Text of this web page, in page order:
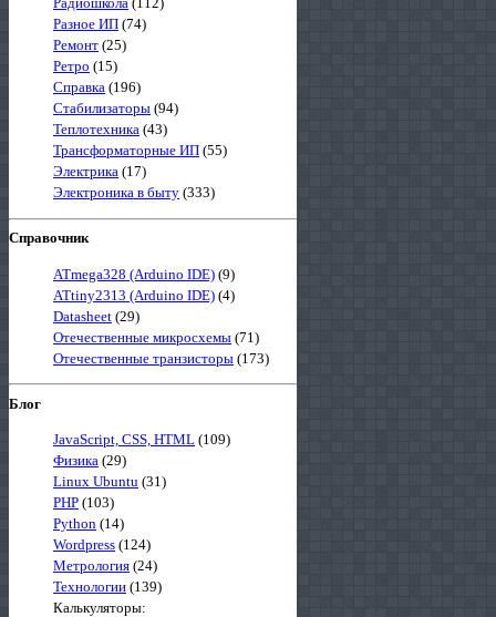
Разное ИП (74)
Ремонт (25)
Ретро (15)
Справка (196)
Стабилизаторы (94)
Теплотехника (43)
Трансформаторные ИП (55)
Электрика (17)
Электроника в быту (333)
Справочник
ATmega328 (Arduino IDE) (9)
ATtiny2313 (Arduino IDE) (4)
Datasheet (29)
Отечественные микросхемы (71)
Отечественные транзисторы (173)
Блог
JavaScript, CSS, HTML (109)
Физика (29)
Linux Ubuntu (31)
PHP (103)
Python (14)
Wordpress (124)
Метрология (24)
Технологии (139)
Калькуляторы: